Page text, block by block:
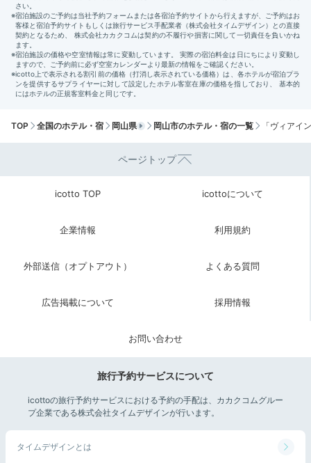
TOP 全国のホテル・宿 岡山県 岡山市のホテル・宿の一覧 「ヴィアイ
ページトップ
icotto TOP icottoについて
企業情報 利用規約
外部送信（オプトアウト） よくある質問
広告掲載について 採用情報
お問い合わせ
旅行予約サービスについて
icottoの旅行予約サービスにおける予約の手配は、カカクコムグルー
プ企業である株式会社タイムデザインが行います。
タイムデザインとは